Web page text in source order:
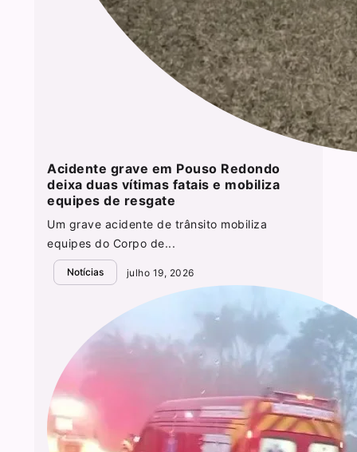
Acidente grave em Pouso Redondo
deixa duas vítimas fatais e mobiliza
equipes de resgate
Um grave acidente de trânsito mobiliza
equipes do Corpo de...
Notícias julho 19, 2026